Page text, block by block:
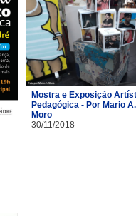
Mostra e Exposição
Pedagógica - Por Mario A.
Moro
30/11/2018